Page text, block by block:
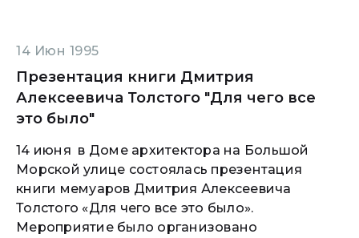
14 Июн 1995
Презентация книги Дмитрия
Алексеевича Толстого "Для чего все
это было"
14 июня в Доме архитектора на Большой
Морской улице состоялась презентация
книги мемуаров Дмитрия Алексеевича
Толстого «Для чего все это было».
Мероприятие было организовано